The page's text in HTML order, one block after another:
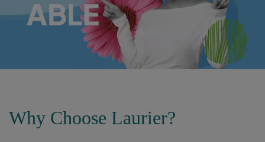
Why Choose Laurier?